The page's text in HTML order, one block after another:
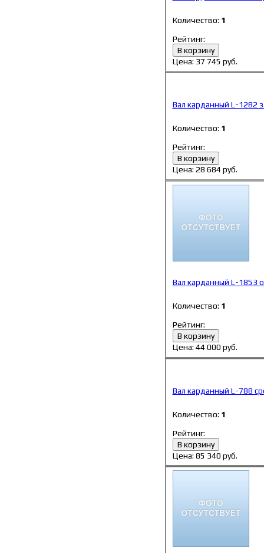
Количество: 1
Рейтинг:
В корзину
Цена: 37 745 руб.
Вал карданный L-1282
Количество: 1
Рейтинг:
В корзину
Цена: 28 684 руб.
Вал карданный L-1853
Количество: 1
Рейтинг:
В корзину
Цена: 44 000 руб.
Вал карданный L-788
Количество: 1
Рейтинг:
В корзину
Цена: 85 340 руб.